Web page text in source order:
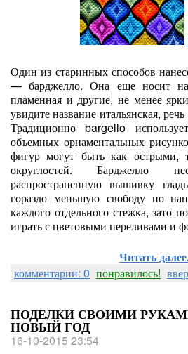
Один из старинных способов
— барджелло. Она еще носит
пламенная и другие, не менее
увидите название итальянская,
Традиционно bargello
объемных орнаментальных
фигур могут быть как острыми,
округлостей. Барджелло
распространенную вышивку
гораздо меньшую свободу по
каждого отдельного стежка, зато
играть с цветовыми переливами и
Читать
комментарии: 0 понравилось!
ПОДЕЛКИ СВОИМИ
НОВЫЙ ГОД
16-10-2015 23:54